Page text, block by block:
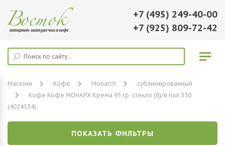
+7 (495) 249-40-00
+7 (925) 809-72-42
Магазин Кофе Monarch
сублимированный
Кофе Кофе МОНАРХ Крема 95 гр. стекло (6)/в пал 330
(4024534)
ПОКАЗАТЬ ФИЛЬТРЫ